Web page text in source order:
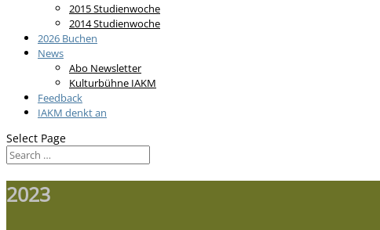
2015 Studienwoche
2014 Studienwoche
2026 Buchen
News
Abo Newsletter
Kulturbühne IAKM
Feedback
IAKM denkt an
Select Page
2023